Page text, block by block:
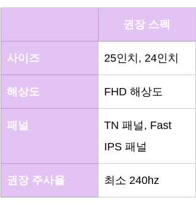
권장 스펙
사이즈 25인치, 24인치
해상도 FHD 해상도
패널
TN 패널, Fast
IPS 패널
권장 주사율 최소 240hz